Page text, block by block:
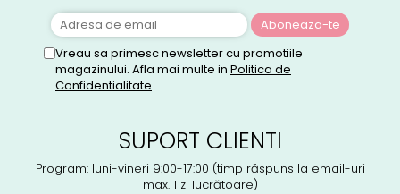
Vreau sa primesc newsletter cu promotiile
magazinului. Afla mai multe in Politica de
Confidentialitate
SUPORT CLIENTI
Program: luni-vineri 9:00-17:00 (timp răspuns la email-uri
max. 1 zi lucrătoare)